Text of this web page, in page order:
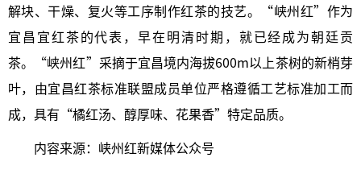
解块、干燥、复火等工序制作红茶的技艺。“峡州红”作为
宜昌宜红茶的代表，早在明清时期，就已经成为朝廷贡
茶。“峡州红”采摘于宜昌境内海拔600m以上茶树的新梢芽
叶，由宜昌红茶标准联盟成员单位严格遵循工艺标准加工而
成，具有“橘红汤、醇厚味、花果香”特定品质。
内容来源：峡州红新媒体公众号